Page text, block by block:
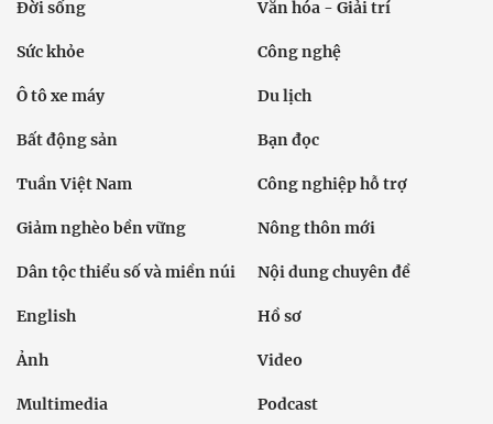
Đời sống Văn hóa - Giải trí
Sức khỏe Công nghệ
Ô tô xe máy Du lịch
Bất động sản Bạn đọc
Tuần Việt Nam Công nghiệp hỗ trợ
Giảm nghèo bền vững Nông thôn mới
Dân tộc thiểu số và miền núi Nội dung chuyên đề
English Hồ sơ
Ảnh Video
Multimedia Podcast